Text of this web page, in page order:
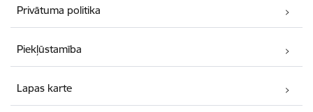
Privātuma politika
Piekļūstamība
Lapas karte